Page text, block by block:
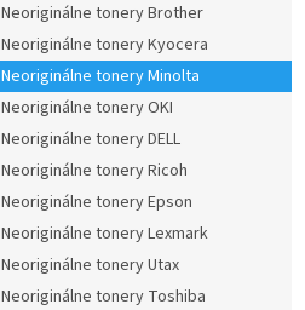
Neoriginálne tonery Brother
Neoriginálne tonery Kyocera
Neoriginálne tonery Minolta
Neoriginálne tonery OKI
Neoriginálne tonery DELL
Neoriginálne tonery Ricoh
Neoriginálne tonery Epson
Neoriginálne tonery Lexmark
Neoriginálne tonery Utax
Neoriginálne tonery Toshiba